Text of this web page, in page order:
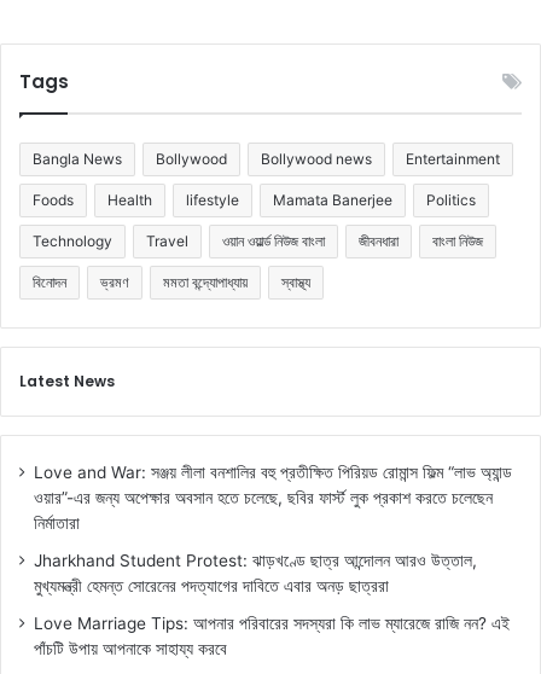
Tags
Bangla News Bollywood Bollywood news Entertainment
Foods Health lifestyle Mamata Banerjee Politics
Technology Travel ওয়ান ওয়ার্ল্ড নিউজ বাংলা জীবনধারা বাংলা নিউজ
বিনোদন ভ্রমণ মমতা বন্দ্যোপাধ্যায় স্বাস্থ্য
Latest News
Love and War: সঞ্জয় লীলা বনশালির বহু প্রতীক্ষিত পিরিয়ড রোমান্স ফিল্ম “লাভ অ্যান্ড
ওয়ার”-এর জন্য অপেক্ষার অবসান হতে চলেছে, ছবির ফার্স্ট লুক প্রকাশ করতে চলেছেন
নির্মাতারা
Jharkhand Student Protest: ঝাড়খণ্ডে ছাত্র আন্দোলন আরও উত্তাল,
মুখ্যমন্ত্রী হেমন্ত সোরেনের পদত্যাগের দাবিতে এবার অনড় ছাত্ররা
Love Marriage Tips: আপনার পরিবারের সদস্যরা কি লাভ ম্যারেজে রাজি নন? এই
পাঁচটি উপায় আপনাকে সাহায্য করবে